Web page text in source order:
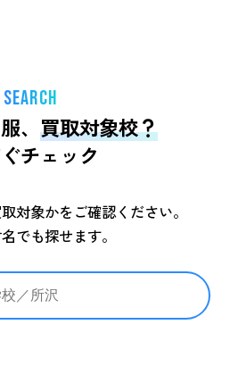
SEARCH
、 買取対象校？
チェック
対象かをご確認ください。
でも探せます。